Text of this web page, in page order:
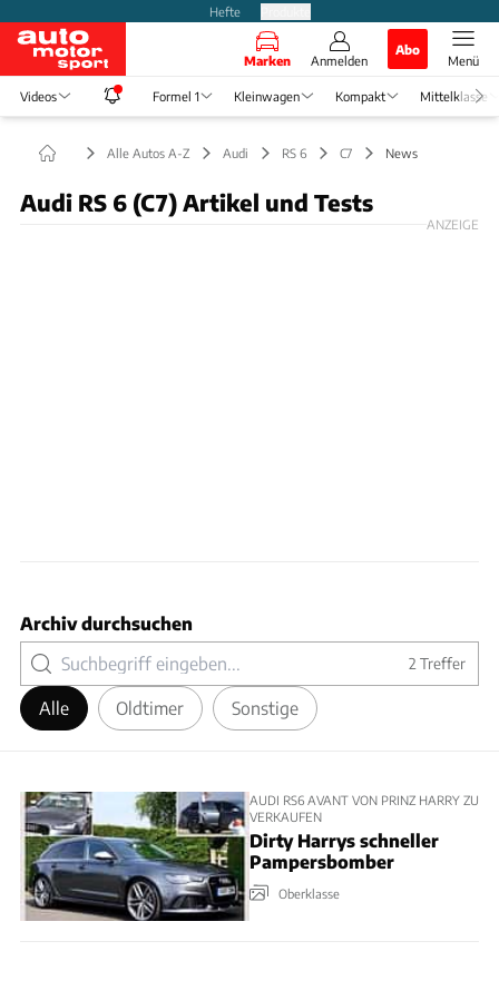
Hefte
Marken Anmelden
Abo
Menü
Videos Formel 1 Kleinwagen Kompakt Mittelklasse
Alle Autos A-Z Audi RS 6 C7 News
Audi RS 6 (C7) Artikel und Tests
ANZEIGE
Archiv durchsuchen
2 Treffer
Alle Oldtimer Sonstige
AUDI RS6 AVANT VON PRINZ HARRY ZU
VERKAUFEN
Dirty Harrys schneller
Pampersbomber
Oberklasse